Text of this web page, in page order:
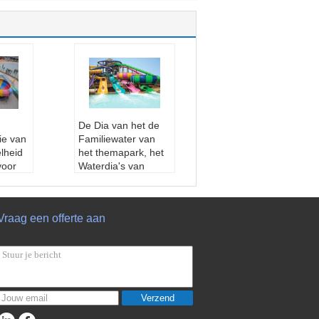
van
Kin
De Dia van het de
Familiewater van
het themapark, het
Waterdia's van
Maat:
deren, dults
een offerte aan
Verzend